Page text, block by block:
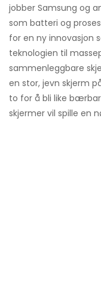
jobber Samsung og
som batteri og
for en ny innovasjon
teknologien til
sammenleggbare
en stor, jevn skjerm
to for å bli like
skjermer vil spille en